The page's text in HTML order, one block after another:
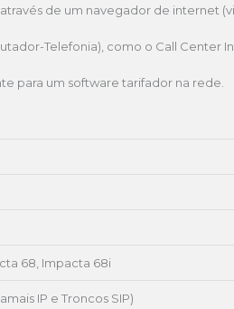
de um navegador de internet
Telefonia), como o Call Center
para um software tarifador na rede.
68, Impacta 68i
IP e Troncos SIP)